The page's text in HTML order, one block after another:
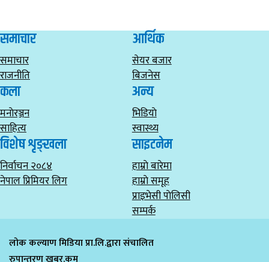
समाचार
समाचार
राजनीति
आर्थिक
सेयर बजार
बिजनेस
कला
मनाेरञ्जन
साहित्य
अन्य
भिडियाे
स्वास्थ्य
विशेष शृङ्खला
निर्वाचन २०८४
नेपाल प्रिमियर लिग
साइटनेम
हाम्राे बारेमा
हाम्राे समूह
प्राइभेसी पाेलिसी
सम्पर्क
लोक कल्याण मिडिया प्रा.लि.द्वारा संचालित